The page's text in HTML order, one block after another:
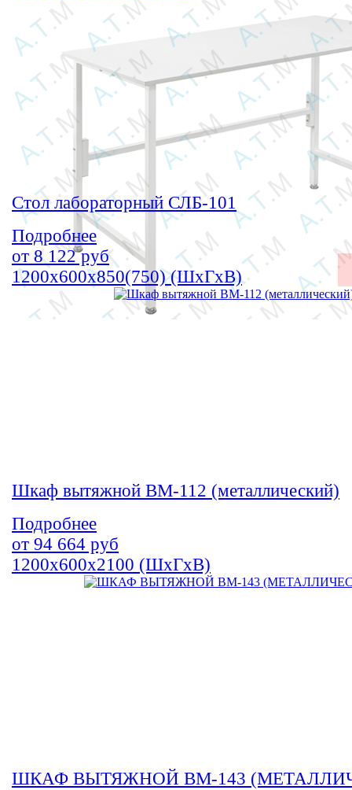
Стол лабораторный СЛБ-101
Подробнее
от8 122руб
1200х600х850(750) (ШхГхВ)
Шкаф вытяжной ВМ-112 (металлический)
Подробнее
от 94 664 руб
1200х600х2100 (ШхГхВ)
ШКАФ ВЫТЯЖНОЙ ВМ-143